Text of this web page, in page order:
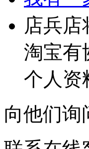
店兵
淘宝有
个人资
向他们询